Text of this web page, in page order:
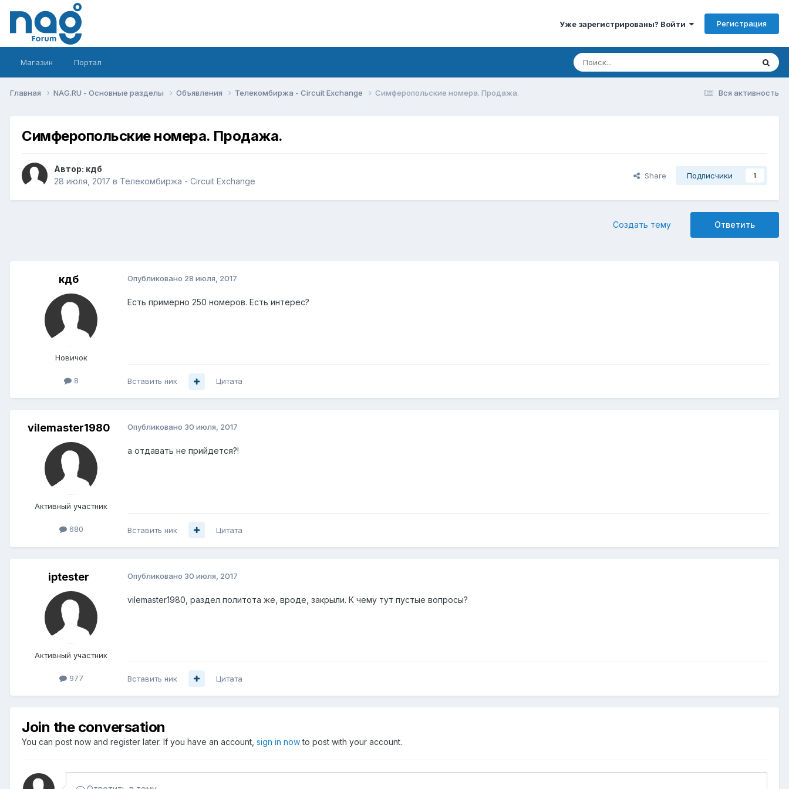
Уже зарегистрированы? Войти Регистрация
Магазин Портал
Вся активность
Главная NAG.RU - Основные разделы Объявления Телекомбиржа - Circuit Exchange Симферопольские номера. Продажа.
Симферопольские номера. Продажа.
Автор: кдб
28 июля, 2017 в Телекомбиржа - Circuit Exchange
Share Подписчики 1
Ответить
Создать тему
кдб
Новичок
8
Опубликовано 28 июля, 2017
Есть примерно 250 номеров. Есть интерес?
Вставить ник Цитата
vilemaster1980
Активный участник
680
Опубликовано 30 июля, 2017
а отдавать не прийдется?!
Вставить ник Цитата
iptester
Активный участник
977
Опубликовано 30 июля, 2017
vilemaster1980, раздел политота же, вроде, закрыли. К чему тут пустые вопросы?
Вставить ник Цитата
Join the conversation
You can post now and register later. If you have an account, sign in nowto post with your account.